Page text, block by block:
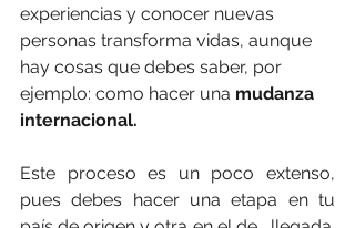
experiencias y conocer nuevas
personas transforma vidas, aunque
hay cosas que debes saber, por
ejemplo: como hacer una mudanza
internacional.
Este proceso es un poco extenso,
pues debes hacer una etapa en tu